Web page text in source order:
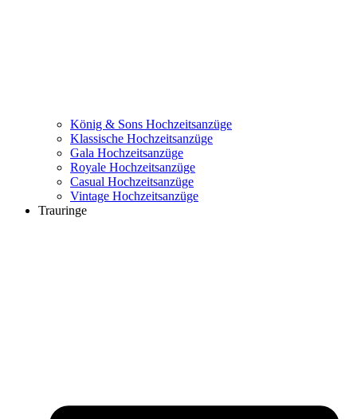
König & Sons Hochzeitsanzüge
Klassische Hochzeitsanzüge
Gala Hochzeitsanzüge
Royale Hochzeitsanzüge
Casual Hochzeitsanzüge
Vintage Hochzeitsanzüge
Trauringe